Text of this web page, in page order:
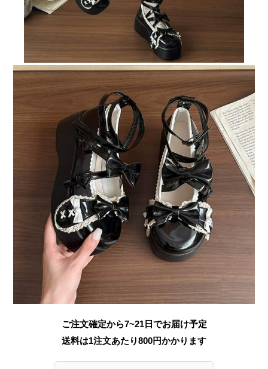
ご注文確定から7~21日でお届け予定
送料は1注文あたり800円かかります